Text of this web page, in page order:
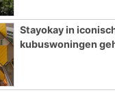
Stayokay in
kubuswoningen